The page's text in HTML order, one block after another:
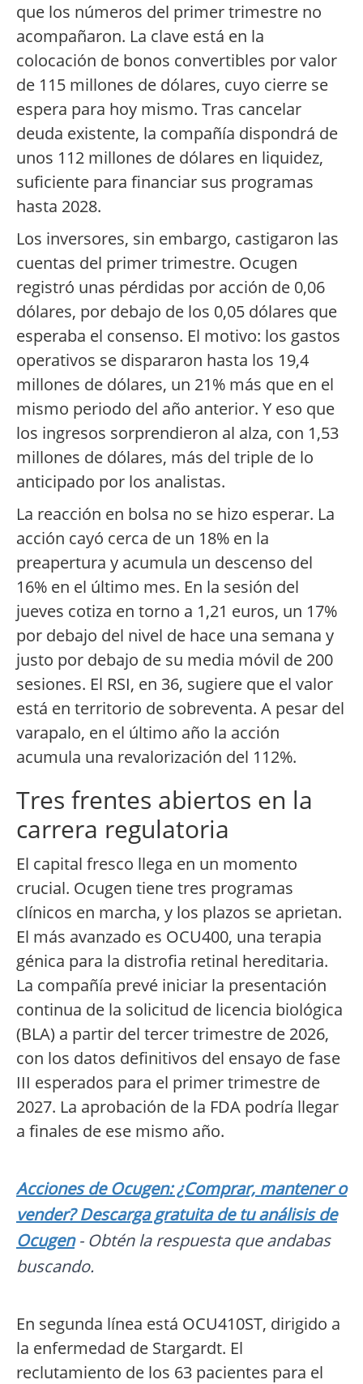
que los números del primer trimestre no
acompañaron. La clave está en la
colocación de bonos convertibles por valor
de 115 millones de dólares, cuyo cierre se
espera para hoy mismo. Tras cancelar
deuda existente, la compañía dispondrá de
unos 112 millones de dólares en liquidez,
suficiente para financiar sus programas
hasta 2028.
Los inversores, sin embargo, castigaron las
cuentas del primer trimestre. Ocugen
registró unas pérdidas por acción de 0,06
dólares, por debajo de los 0,05 dólares que
esperaba el consenso. El motivo: los gastos
operativos se dispararon hasta los 19,4
millones de dólares, un 21% más que en el
mismo periodo del año anterior. Y eso que
los ingresos sorprendieron al alza, con 1,53
millones de dólares, más del triple de lo
anticipado por los analistas.
La reacción en bolsa no se hizo esperar. La
acción cayó cerca de un 18% en la
preapertura y acumula un descenso del
16% en el último mes. En la sesión del
jueves cotiza en torno a 1,21 euros, un 17%
por debajo del nivel de hace una semana y
justo por debajo de su media móvil de 200
sesiones. El RSI, en 36, sugiere que el valor
está en territorio de sobreventa. A pesar del
varapalo, en el último año la acción
acumula una revalorización del 112%.
Tres frentes abiertos en la
carrera regulatoria
El capital fresco llega en un momento
crucial. Ocugen tiene tres programas
clínicos en marcha, y los plazos se aprietan.
El más avanzado es OCU400, una terapia
génica para la distrofia retinal hereditaria.
La compañía prevé iniciar la presentación
continua de la solicitud de licencia biológica
(BLA) a partir del tercer trimestre de 2026,
con los datos definitivos del ensayo de fase
III esperados para el primer trimestre de
2027. La aprobación de la FDA podría llegar
a finales de ese mismo año.
Acciones de Ocugen: ¿Comprar, mantener o
vender? Descarga gratuita de tu análisis de
Ocugen- Obtén la respuesta que andabas
buscando.
En segunda línea está OCU410ST, dirigido a
la enfermedad de Stargardt. El
reclutamiento de los 63 pacientes para el